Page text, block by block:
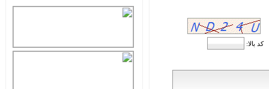
کد بالا: